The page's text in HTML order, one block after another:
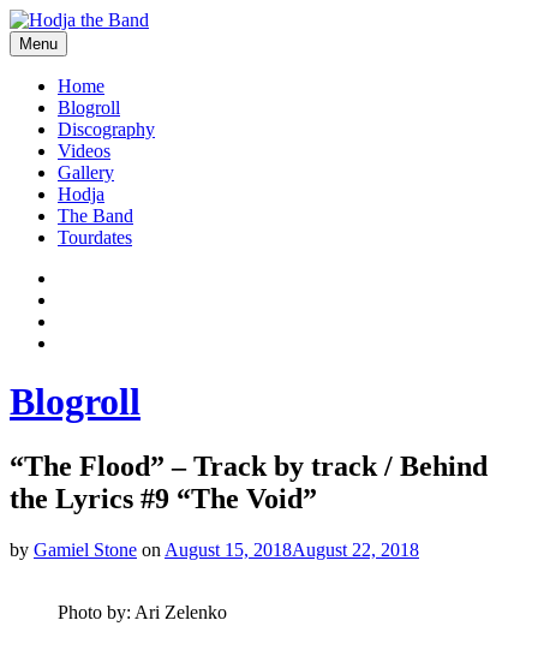
Skip
to
content
Hodjamusic
Menu
Home
Blogroll
Discography
Videos
Gallery
Hodja
The Band
Tourdates
Social
Media
Profiles
Blogroll
“The Flood” – Track by track / Behind
the Lyrics #9 “The Void”
by Gamiel Stone on August 15, 2018August 22, 2018
Photo by: Ari Zelenko